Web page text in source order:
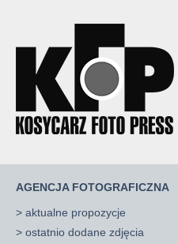
AGENCJA FOTOGRAFICZNA
> aktualne propozycje
> ostatnio dodane zdjęcia